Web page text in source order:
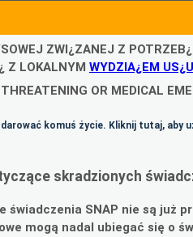
ZWI¿ZANEJ Z
Z LOKALNYM WYDZIA¿EM
OR MEDICAL
darować komuś życie. Kliknij tutaj, aby
skradzionych
świadczenia SNAP nie są już
mogą nadal ubiegać się o